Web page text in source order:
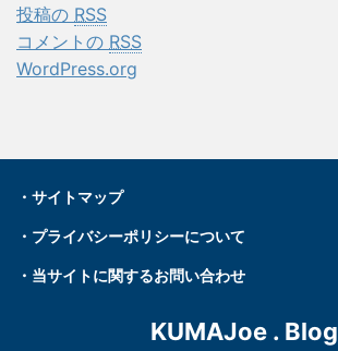
投稿の RSS
コメントの RSS
WordPress.org
・ サイトマップ
・プライバシーポリシーについて
・ 当サイトに関するお問い合わせ
KUMAJoe . Blog